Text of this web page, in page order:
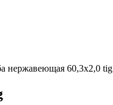
нержавеющая 60,3х2,0 tig